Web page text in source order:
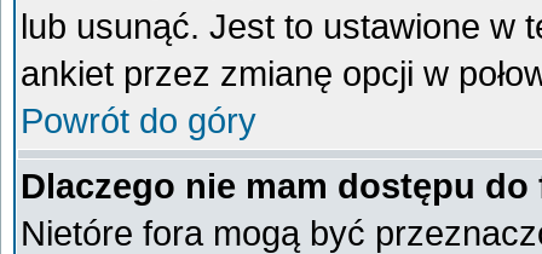
lub usunąć. Jest to ustawione w
ankiet przez zmianę opcji w
Powrót do góry
Dlaczego nie mam dostępu
Nietóre fora mogą być